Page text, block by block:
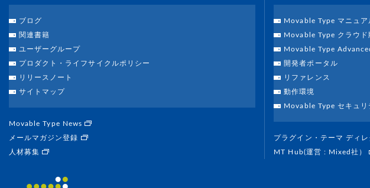
ブログ
関連書籍
ユーザーグループ
プロダクト・ライフサイクルポリシー
リリースノート
サイトマップ
Movable Type News
メールマガジン登録
人材募集
Movable Type マニュア
Movable Type クラウド
Movable Type
開発者ポータル
リファレンス
動作環境
Movable Type セキュリ
プラグイン・テーマ ディ
MT Hub(運営 : Mixed社）